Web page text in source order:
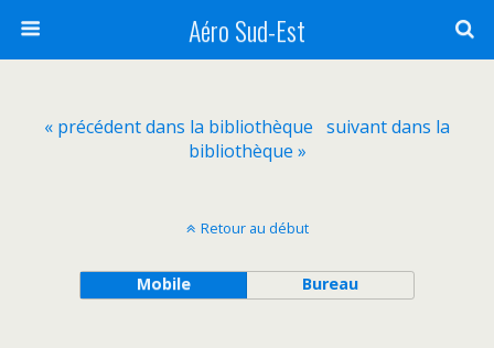
Aéro Sud-Est
« précédent dans la bibliothèque suivant dans la
bibliothèque »
Retour au début
Mobile Bureau